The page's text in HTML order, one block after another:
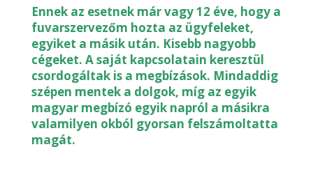
Ennek az esetnek már vagy 12 éve, hogy a
fuvarszervezőm hozta az ügyfeleket,
egyiket a másik után. Kisebb nagyobb
cégeket. A saját kapcsolatain keresztül
csordogáltak is a megbízások. Mindaddig
szépen mentek a dolgok, míg az egyik
magyar megbízó egyik napról a másikra
valamilyen okból gyorsan felszámoltatta
magát.